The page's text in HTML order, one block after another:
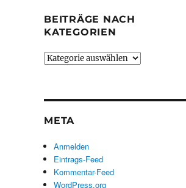
BEITRÄGE NACH
KATEGORIEN
Beiträge
META
Anmelden
Eintrags-Feed
Kommentar-Feed
WordPress.org